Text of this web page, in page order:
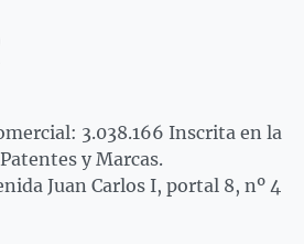
3.038.166 Inscrita en la
y Marcas.
Juan Carlos I, portal 8, nº 4